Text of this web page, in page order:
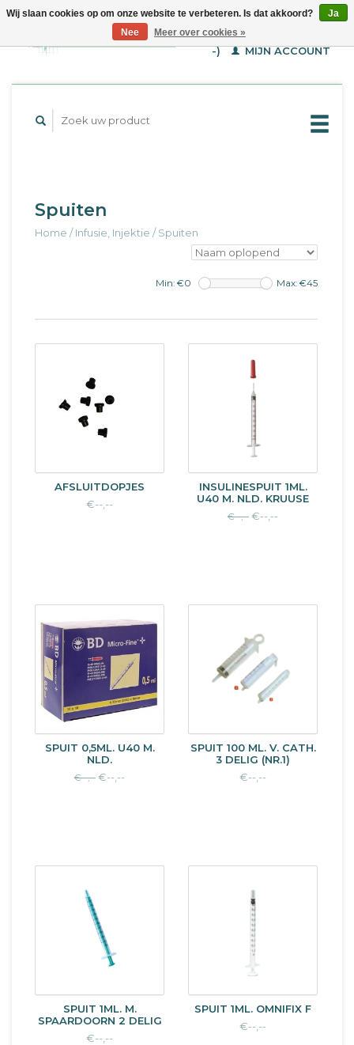
WINKELWAGEN (€--,-
-)
MIJN ACCOUNT
Spuiten
Home /Infusie, Injektie /Spuiten
Min: €0 Max: €45
AFSLUITDOPJES
€--,--
INSULINESPUIT 1ML.
U40 M. NLD. KRUUSE
€--,-- €--,--
SPUIT 0,5ML. U40 M.
NLD.
€--,-- €--,--
SPUIT 100 ML. V. CATH.
3 DELIG (NR.1)
€--,--
SPUIT 1ML. M.
SPAARDOORN 2 DELIG
€--,--
SPUIT 1ML. OMNIFIX F
€--,--
Wij slaan cookies op om onze website te verbeteren. Is dat akkoord?
Ja
Nee
Meer over cookies »